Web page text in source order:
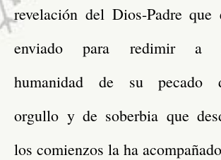
revelación del Dios-Padre que
enviado para redimir a
humanidad de su pecado
orgullo y de soberbia que
los comienzos la ha